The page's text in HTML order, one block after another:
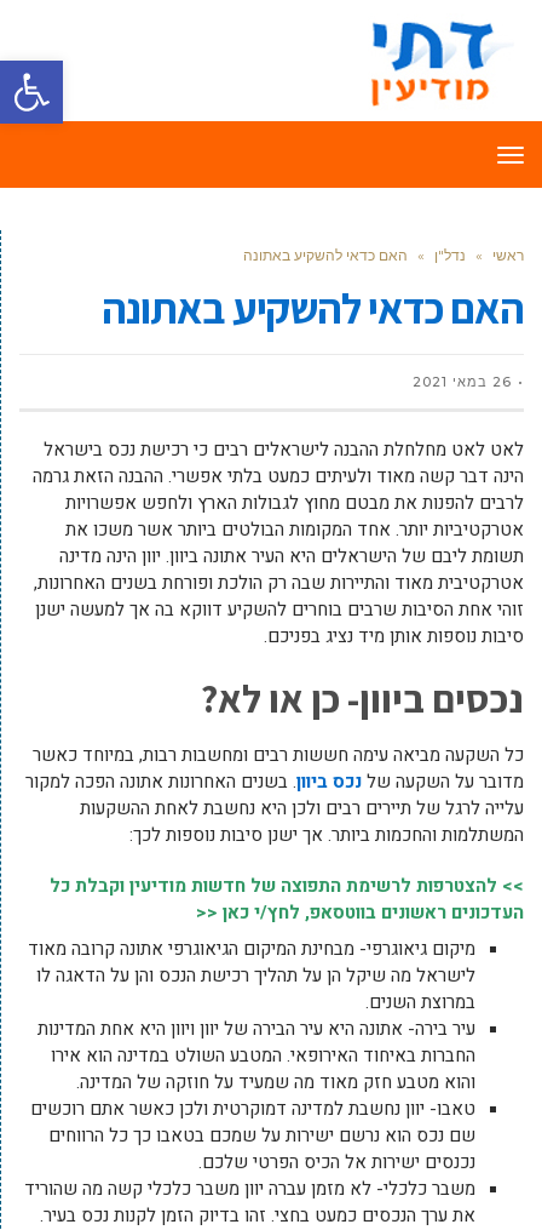
פתח
תפריט
ראשי » נדל"ן » האם כדאי להשקיע באתונה
האם כדאי להשקיע באתונה
26 במאי 2021
לאט לאט מחלחלת ההבנה לישראלים רבים כי רכישת נכס בישראל
הינה דבר קשה מאוד ולעיתים כמעט בלתי אפשרי. ההבנה הזאת גרמה
לרבים להפנות את מבטם מחוץ לגבולות הארץ ולחפש אפשרויות
אטרקטיביות יותר. אחד המקומות הבולטים ביותר אשר משכו את
תשומת ליבם של הישראלים היא העיר אתונה ביוון. יוון הינה מדינה
אטרקטיבית מאוד והתיירות שבה רק הולכת ופורחת בשנים האחרונות,
זוהי אחת הסיבות שרבים בוחרים להשקיע דווקא בה אך למעשה ישנן
סיבות נוספות אותן מיד נציג בפניכם.
נכסים ביוון- כן או לא?
כל השקעה מביאה עימה חששות רבים ומחשבות רבות, במיוחד כאשר
מדובר על השקעה שלנכס ביוון. בשנים האחרונות אתונה הפכה למקור
עלייה לרגל של תיירים רבים ולכן היא נחשבת לאחת ההשקעות
המשתלמות והחכמות ביותר. אך ישנן סיבות נוספות לכך:
>> להצטרפות לרשימת התפוצה של חדשות מודיעין וקבלת כל
העדכונים ראשונים בווטסאפ, לחץ/י כאן <<
מיקום גיאוגרפי- מבחינת המיקום הגיאוגרפי אתונה קרובה מאוד
לישראל מה שיקל הן על תהליך רכישת הנכס והן על הדאגה לו
במרוצת השנים.
עיר בירה- אתונה היא עיר הבירה של יוון ויוון היא אחת המדינות
החברות באיחוד האירופאי. המטבע השולט במדינה הוא אירו
והוא מטבע חזק מאוד מה שמעיד על חוזקה של המדינה.
טאבו- יוון נחשבת למדינה דמוקרטית ולכן כאשר אתם רוכשים
שם נכס הוא נרשם ישירות על שמכם בטאבו כך כל הרווחים
נכנסים ישירות אל הכיס הפרטי שלכם.
משבר כלכלי- לא מזמן עברה יוון משבר כלכלי קשה מה שהוריד
את ערך הנכסים כמעט בחצי. זהו בדיוק הזמן לקנות נכס בעיר.